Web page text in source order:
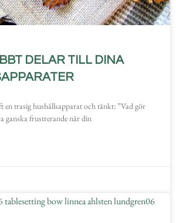
DELAR TILL DINA
en trasig hushållsapparat och tänkt: ”Vad gör
ganska frustrerande när din